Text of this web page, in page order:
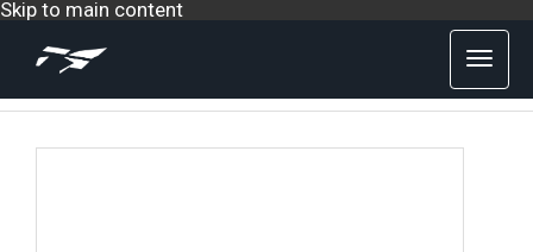
Skip to main content